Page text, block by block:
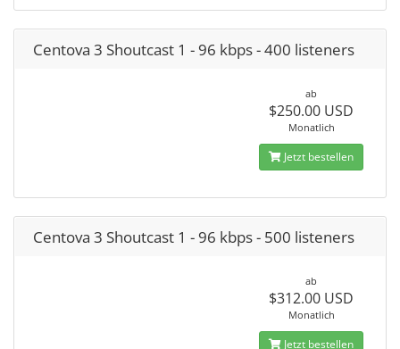
Centova 3 Shoutcast 1 - 96 kbps - 400 listeners
ab
$250.00 USD
Monatlich
Jetzt bestellen
Centova 3 Shoutcast 1 - 96 kbps - 500 listeners
ab
$312.00 USD
Monatlich
Jetzt bestellen